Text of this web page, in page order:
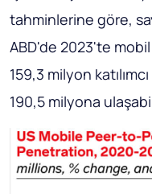
tahminlerine göre,
ABD'de 2023'te mobil
159,3 milyon
190,5 milyona